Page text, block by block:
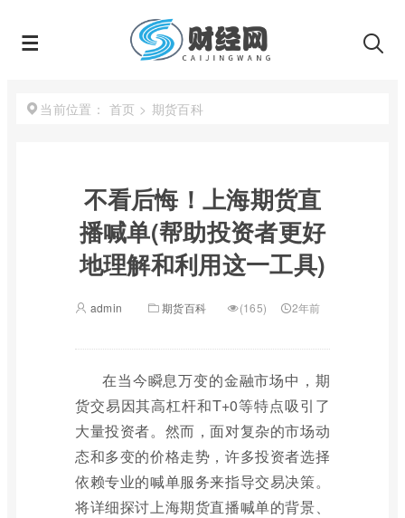
当前位置： 首页 > 期货百科
不看后悔！上海期货直
播喊单(帮助投资者更好
地理解和利用这一工具)
admin 期货百科 (165) 2年前
在当今瞬息万变的金融市场中，期
货交易因其高杠杆和T+0等特点吸引了
大量投资者。然而，面对复杂的市场动
态和多变的价格走势，许多投资者选择
依赖专业的喊单服务来指导交易决策。
将详细探讨上海期货直播喊单的背景、